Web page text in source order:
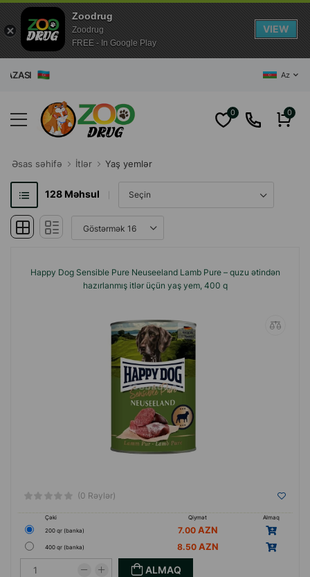
Az
0 0
Əsas səhifə İtlər Yaş yemlər
128Məhsul
Happy Dog Sensible Pure Neuseeland Lamb Pure – quzu ətindən
hazırlanmış itlər üçün yaş yem, 400 q
(0 Rəylər)
Çəki Qiymət
Almaq
200 qr (banka)
7.00
400 qr (banka) 8.50
ALMAQ
Zoodrug
Zoodrug
FREE - In Google Play
VIEW